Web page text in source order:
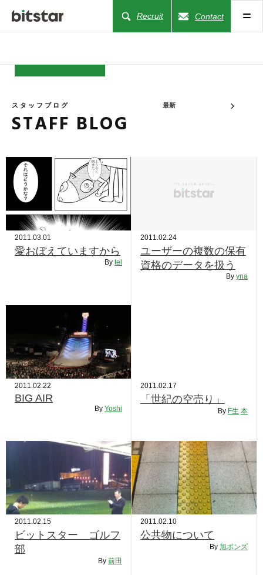
Recruit Contact
NEWS
COMPANY
BUSINESS
WORKS
ACTION
STAFF BLOG
CONTACT US
サイトマップ
約款
情報セキュリティ
スタッフブログ
STAFF BLOG
最新
2011.03.01
愛おぼえていますから
By tel
2011.02.24
ユーザーの複数の保有
資格のデータを扱う
By yna
2011.02.22
BIG AIR
By Yoshi
2011.02.17
「世紀の空売り」
By F生 本
2011.02.15
ビットスター ゴルフ
部
By 前田
2011.02.10
公共物について
By 旭ポンズ